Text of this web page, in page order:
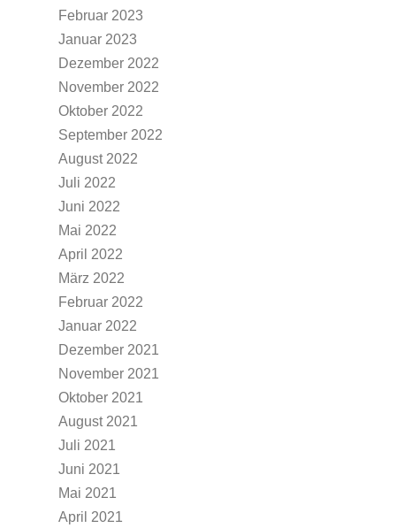
Februar 2023
Januar 2023
Dezember 2022
November 2022
Oktober 2022
September 2022
August 2022
Juli 2022
Juni 2022
Mai 2022
April 2022
März 2022
Februar 2022
Januar 2022
Dezember 2021
November 2021
Oktober 2021
August 2021
Juli 2021
Juni 2021
Mai 2021
April 2021